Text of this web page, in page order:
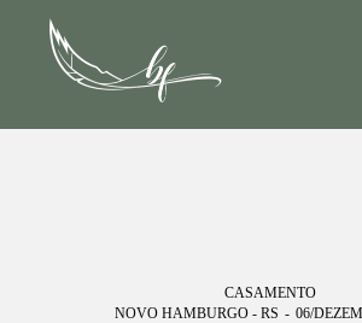
CASAMENTO
NOVO HAMBURGO - RS
06/